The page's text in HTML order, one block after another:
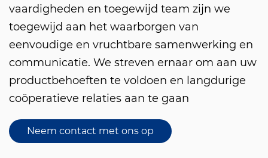
vaardigheden en toegewijd team zijn we
toegewijd aan het waarborgen van
eenvoudige en vruchtbare samenwerking en
communicatie. We streven ernaar om aan uw
productbehoeften te voldoen en langdurige
coöperatieve relaties aan te gaan
Neem contact met ons op